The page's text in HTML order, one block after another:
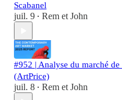
Scabanel
juil. 9 • Rem et John
#952 | Analyse du marché
(ArtPrice)
juil. 8 • Rem et John